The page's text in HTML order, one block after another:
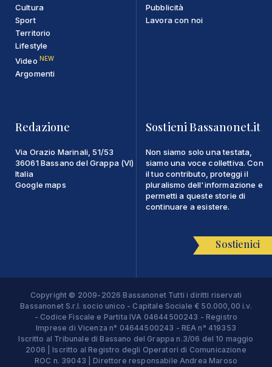
Cultura
Sport
Territorio
Lifestyle
Video NEW
Argomenti
Pubblicità
Lavora con noi
Redazione
Via Orazio Marinali, 51/53
36061 Bassano del Grappa (VI)
Italia
Google maps
Sostieni Bassanonet.it
Non siamo solo una testata,
siamo una voce collettiva. Con
il tuo contributo, proteggi il
pluralismo dell'informazione e
permetti a queste storie di
continuare a esistere.
Sostienici
Copyright © 2009-2026 Bassanonet Tutti i diritti riservati
Bassanonet S.r.l. socio unico - Capitale Sociale € 50.000,00 i.v.
- Codice Fiscale e Partita IVA 04644500243 - Registro
Imprese di Vicenza n° 04644500243 - REA n° 419353
Iscritto al Tribunale di Bassano del Grappa n.3/06 del 10 maggio
2006 | Iscritto al Registro degli Operatori di Comunicazione
ROC n. 39043 | Direttore responsabile Andrea Maroso